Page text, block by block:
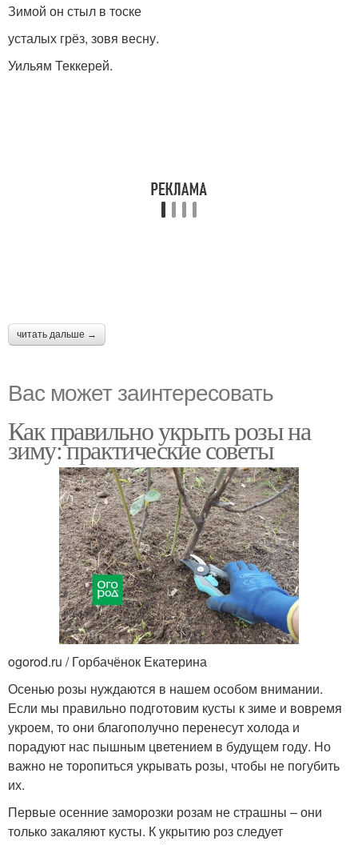
Зимой он стыл в тоске
усталых грёз, зовя весну.
Уильям Теккерей.
читать дальше →
Вас может заинтересовать
Как правильно укрыть розы на
зиму: практические советы
ogorod.ru / Горбачёнок Екатерина
Осенью розы нуждаются в нашем особом внимании.
Если мы правильно подготовим кусты к зиме и вовремя
укроем, то они благополучно перенесут холода и
порадуют нас пышным цветением в будущем году. Но
важно не торопиться укрывать розы, чтобы не погубить
их.
Первые осенние заморозки розам не страшны – они
только закаляют кусты. К укрытию роз следует